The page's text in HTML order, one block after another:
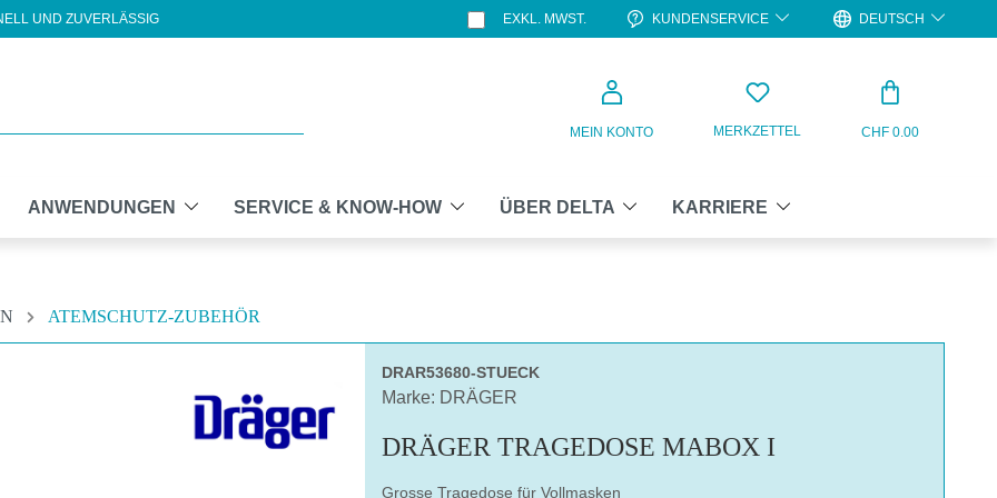
UND ZUVERLÄSSIG EXKL. MWST. KUNDENSERVICE DEUTSCH
MEIN KONTO MERKZETTEL CHF 0.00
ANWENDUNGEN SERVICE & KNOW-HOW ÜBER DELTA KARRIERE
ATEMSCHUTZ-ZUBEHÖR
DRAR53680-STUECK
Marke: DRÄGER
DRÄGER TRAGEDOSE MABOX I
Grosse Tragedose für Vollmasken